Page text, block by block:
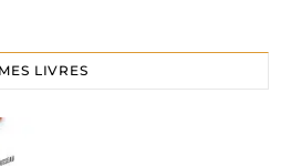
MES LIVRES